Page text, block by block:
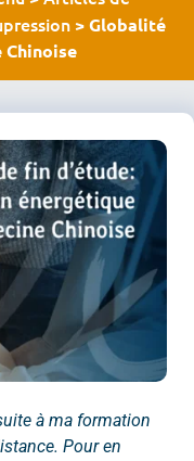
>Globalité
Chinoise
à ma formation
Pour en